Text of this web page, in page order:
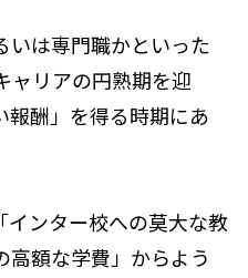
いは専門職かといった
ャリアの円熟期を迎
報酬」を得る時期にあ
インター校への莫大な教
高額な学費」からよう